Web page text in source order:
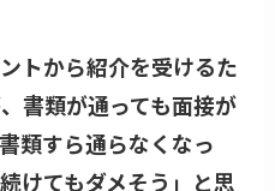
トから紹介を受けるた
書類が通っても面接が
類すら通らなくなっ
けてもダメそう」と思